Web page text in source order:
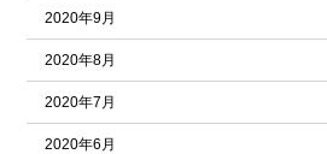
2020年9月
2020年8月
2020年7月
2020年6月